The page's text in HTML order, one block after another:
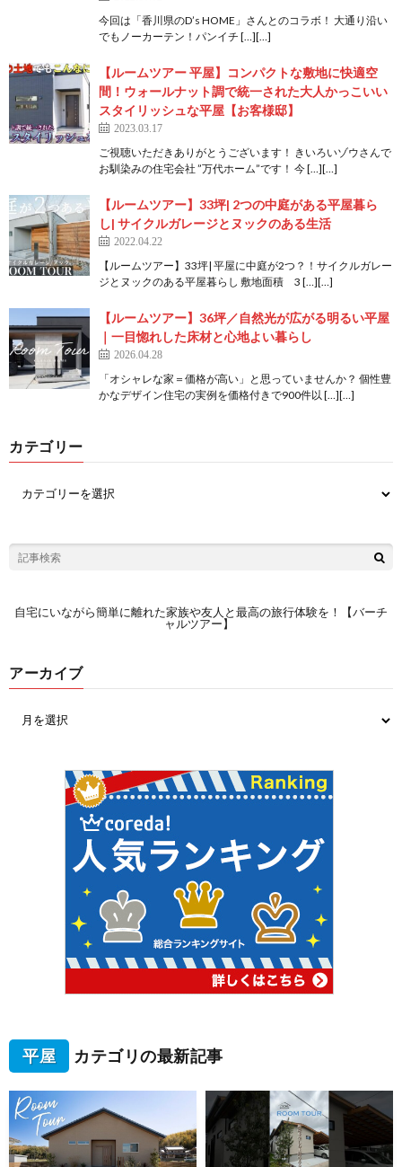
今回は「香川県のD’s HOME」さんとのコラボ！ 大通り沿い
でもノーカーテン！パンイチ […][…]
【ルームツアー 平屋】コンパクトな敷地に快適空
間！ウォールナット調で統一された大人かっこいい
スタイリッシュな平屋【お客様邸】
2023.03.17
ご視聴いただきありがとうございます！ きいろいゾウさんで
お馴染みの住宅会社 ”万代ホーム”です！ 今 […][…]
【ルームツアー】33坪| 2つの中庭がある平屋暮ら
し| サイクルガレージとヌックのある生活
2022.04.22
【ルームツアー】33坪| 平屋に中庭が2つ？！サイクルガレー
ジとヌックのある平屋暮らし 敷地面積 3 […][…]
【ルームツアー】36坪／自然光が広がる明るい平屋
｜一目惚れした床材と心地よい暮らし
2026.04.28
「オシャレな家＝価格が高い」と思っていませんか？ 個性豊
かなデザイン住宅の実例を価格付きで900件以 […][…]
カテゴリー
自宅にいながら簡単に離れた家族や友人と最高の旅行体験を！【バーチ
ャルツアー】
アーカイブ
平屋 カテゴリの最新記事